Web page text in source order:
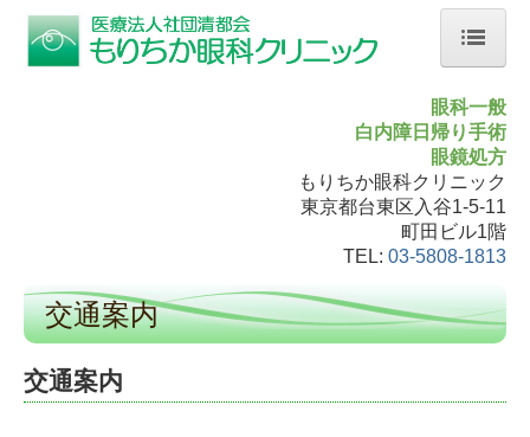
目の病気について
交通案内
眼科一般
白内障日帰り手術
眼鏡処方
もりちか眼科クリニック
東京都台東区入谷1-5-11
町田ビル1階
TEL: 03-5808-1813
交通案内
交通案内